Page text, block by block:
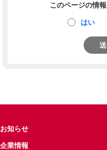
このページの情
はい
お知らせ
企業情報